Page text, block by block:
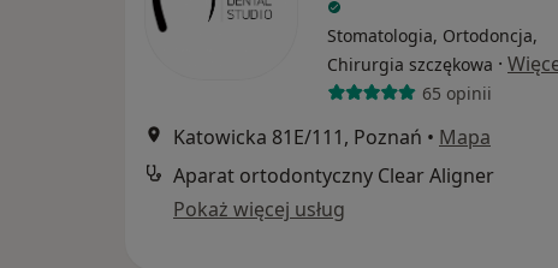
Stomatologia, Ortodoncja,
Chirurgia szczękowa ·
65 opinii
Katowicka 81E/111, Poznań • Mapa
Aparat ortodontyczny Clear Aligner
Pokaż więcej usług